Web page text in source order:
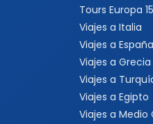
Tours Europa
Viajes a Italia
Viajes a España
Viajes a Grecia
Viajes a
Viajes a Egipto
Viajes a Medio